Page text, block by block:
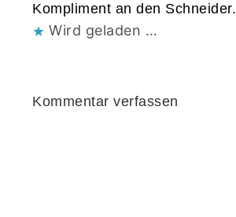
Kompliment an den Schneider.
Wird geladen …
Kommentar verfassen